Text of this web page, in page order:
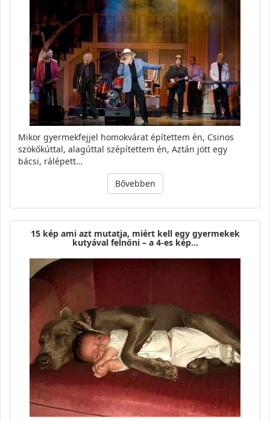
Mikor gyermekfejjel homokvárat építettem én, Csinos
szökőkúttal, alagúttal szépítettem én, Aztán jött egy
bácsi, rálépett…
Bővebben
15 kép ami azt mutatja, miért kell egy gyermekek
kutyával felnőni – a 4-es kép…